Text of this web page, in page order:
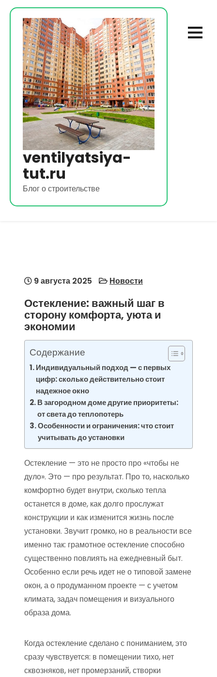
Перейти
содержимому
ventilyatsiya-
tut.ru
Блог о строительстве
9 августа 2025 Новости
Остекление: важный шаг в
сторону комфорта, уюта и
экономии
Содержание
Индивидуальный подход — с первых
цифр: сколько действительно стоит
надежное окно
В загородном доме другие приоритеты:
от света до теплопотерь
Особенности и ограничения: что стоит
учитывать до установки
Остекление — это не просто про «чтобы не
дуло». Это — про результат. Про то, насколько
комфортно будет внутри, сколько тепла
останется в доме, как долго прослужат
конструкции и как изменится жизнь после
установки. Звучит громко, но в реальности все
именно так: грамотное остекление способно
существенно повлиять на ежедневный быт.
Особенно если речь идет не о типовой замене
окон, а о продуманном проекте — с учетом
климата, задач помещения и визуального
образа дома.
Когда остекление сделано с пониманием, это
сразу чувствуется: в помещении тихо, нет
сквозняков, нет промерзаний, створки